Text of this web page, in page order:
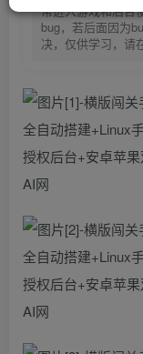
常进入游戏和后台
bug，若后面因为
决，仅供学习，请